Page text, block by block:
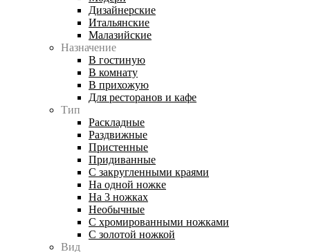
Дизайнерские
Итальянские
Малазийские
Назначение
В гостиную
В комнату
В прихожую
Для ресторанов и кафе
Тип
Раскладные
Раздвижные
Пристенные
Придиванные
С закругленными краями
На одной ножке
На 3 ножках
Необычные
С хромированными ножками
С золотой ножкой
Вид